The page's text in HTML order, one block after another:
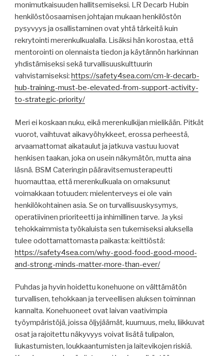
monimutkaisuuden hallitsemiseksi. LR Decarb Hubin
henkilöstöosaamisen johtajan mukaan henkilöstön
pysyvyys ja osallistaminen ovat yhtä tärkeitä kuin
rekrytointi merenkulkualalla. Lisäksi hän korostaa, että
mentorointi on olennaista tiedon ja käytännön harkinnan
yhdistämiseksi sekä turvallisuuskulttuurin
vahvistamiseksi: https://safety4sea.com/cm-lr-decarb-
hub-training-must-be-elevated-from-support-activity-
to-strategic-priority/
Meri ei koskaan nuku, eikä merenkulkijan mielikään. Pitkät
vuorot, vaihtuvat aikavyöhykkeet, erossa perheestä,
arvaamattomat aikataulut ja jatkuva vastuu luovat
henkisen taakan, joka on usein näkymätön, mutta aina
läsnä. BSM Cateringin pääravitsemusterapeutti
huomauttaa, että merenkulkuala on omaksunut
voimakkaan totuuden: mielenterveys ei ole vain
henkilökohtainen asia. Se on turvallisuuskysymys,
operatiivinen prioriteetti ja inhimillinen tarve. Ja yksi
tehokkaimmista työkaluista sen tukemiseksi aluksella
tulee odottamattomasta paikasta: keittiöstä:
https://safety4sea.com/why-good-food-good-mood-
and-strong-minds-matter-more-than-ever/
Puhdas ja hyvin hoidettu konehuone on välttämätön
turvallisen, tehokkaan ja terveellisen aluksen toiminnan
kannalta. Konehuoneet ovat laivan vaativimpia
työympäristöjä, joissa öljyjäämät, kuumuus, melu, liikkuvat
osat ja rajoitettu näkyvyys voivat lisätä tulipalon,
liukastumisten, loukkaantumisten ja laitevikojen riskiä.